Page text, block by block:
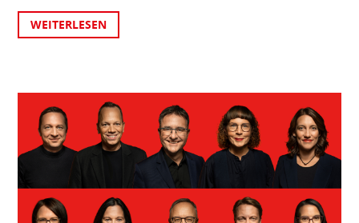
WEITERLESEN